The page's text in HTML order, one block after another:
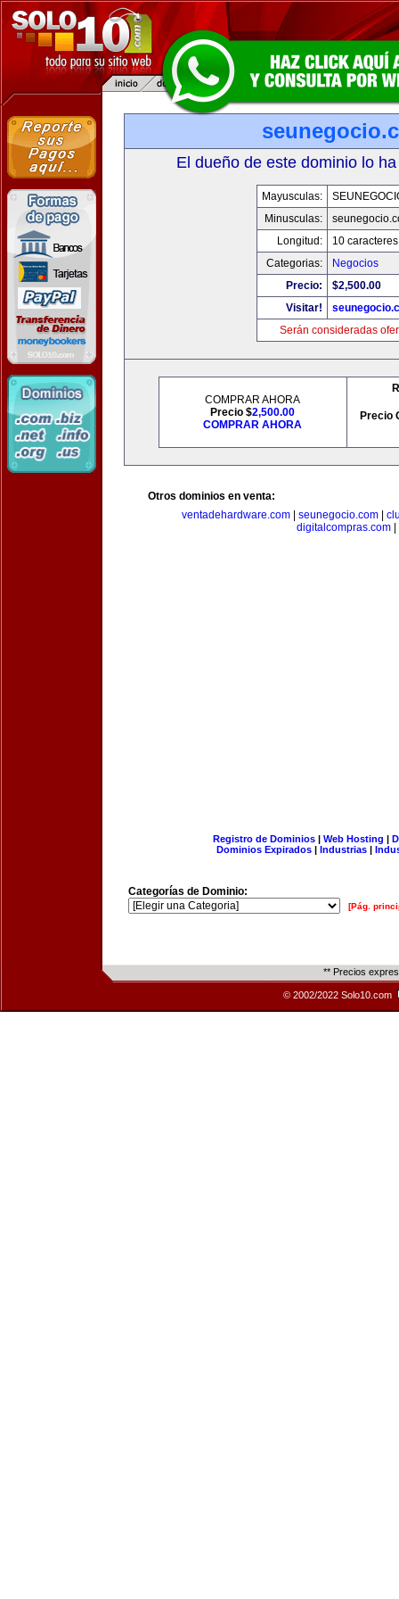
El dueño de este dominio lo
Mayusculas:
Minusculas:
Longitud:
10 caracteres
Categorias:
Negocios
Precio:
$2,500.00
Visitar!
Serán consideradas
COMPRAR AHORA
Precio $2,500.00
COMPRAR AHORA
Precio
Otros dominios en venta:
ventadehardware.com| seunegocio.com|
digitalcompras.com
Registro de Dominios| Web Hosting |
Dominios Expirados | Industrias |
Categorías de Dominio:
[Pág.
** Precios
© 2002/2022 Solo10.com